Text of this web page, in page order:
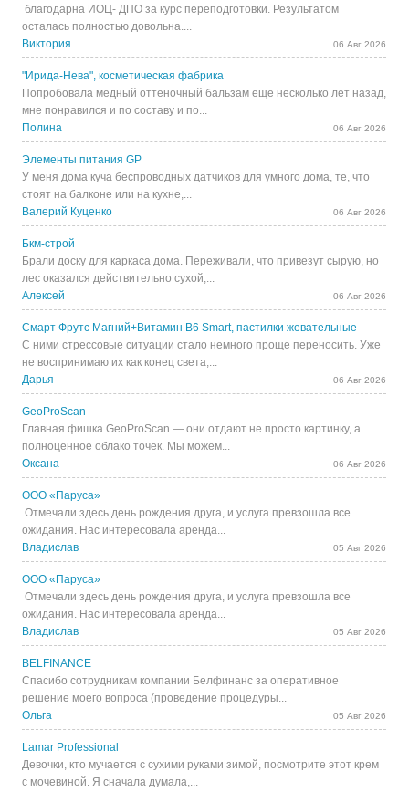
благодарна ИОЦ- ДПО за курс переподготовки. Результатом
осталась полностью довольна....
Виктория
06 Авг 2026
"Ирида-Нева", косметическая фабрика
Попробовала медный оттеночный бальзам еще несколько лет назад,
мне понравился и по составу и по...
Полина
06 Авг 2026
Элементы питания GP
У меня дома куча беспроводных датчиков для умного дома, те, что
стоят на балконе или на кухне,...
Валерий Куценко
06 Авг 2026
Бкм-строй
Брали доску для каркаса дома. Переживали, что привезут сырую, но
лес оказался действительно сухой,...
Алексей
06 Авг 2026
Смарт Фрутс Магний+Витамин В6 Smart, пастилки жевательные
С ними стрессовые ситуации стало немного проще переносить. Уже
не воспринимаю их как конец света,...
Дарья
06 Авг 2026
GeoProScan
Главная фишка GeoProScan — они отдают не просто картинку, а
полноценное облако точек. Мы можем...
Оксана
06 Авг 2026
ООО «Паруса»
Отмечали здесь день рождения друга, и услуга превзошла все
ожидания. Нас интересовала аренда...
Владислав
05 Авг 2026
ООО «Паруса»
Отмечали здесь день рождения друга, и услуга превзошла все
ожидания. Нас интересовала аренда...
Владислав
05 Авг 2026
BELFINANCE
Спасибо сотрудникам компании Белфинанс за оперативное
решение моего вопроса (проведение процедуры...
Ольга
05 Авг 2026
Lamar Professional
Девочки, кто мучается с сухими руками зимой, посмотрите этот крем
с мочевиной. Я сначала думала,...